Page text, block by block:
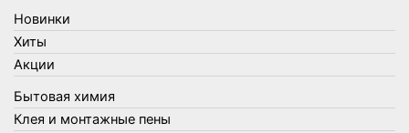
Товары для туризма и отдыха
Упаковка
Утеплители и прочее
Фонари, лампы и удлинители
Хозяйственные товары
Швабры, стекломои, черенки и насадки
Новинки
Хиты
Акции
Бытовая химия
Клея и монтажные пены